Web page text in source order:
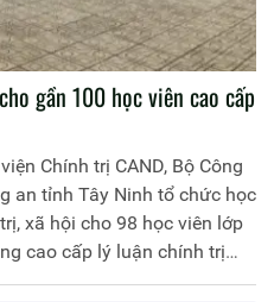
gần 100 học viên cao cấp
Chính trị CAND, Bộ Công
an tỉnh Tây Ninh tổ chức học
xã hội cho 98 học viên lớp
cao cấp lý luận chính trị